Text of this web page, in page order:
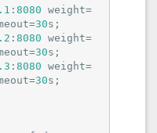
: 8080 weight=
30s;
: 8080 weight=
30s;
: 8080 weight=
30s;